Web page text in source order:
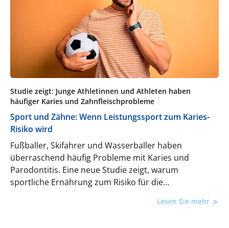
Studie zeigt: Junge Athletinnen und Athleten haben
häufiger Karies und Zahnfleischprobleme
Sport und Zähne: Wenn Leistungssport zum Karies-
Risiko wird
Fußballer, Skifahrer und Wasserballer haben
überraschend häufig Probleme mit Karies und
Parodontitis. Eine neue Studie zeigt, warum
sportliche Ernährung zum Risiko für die
Lesen Sie mehr